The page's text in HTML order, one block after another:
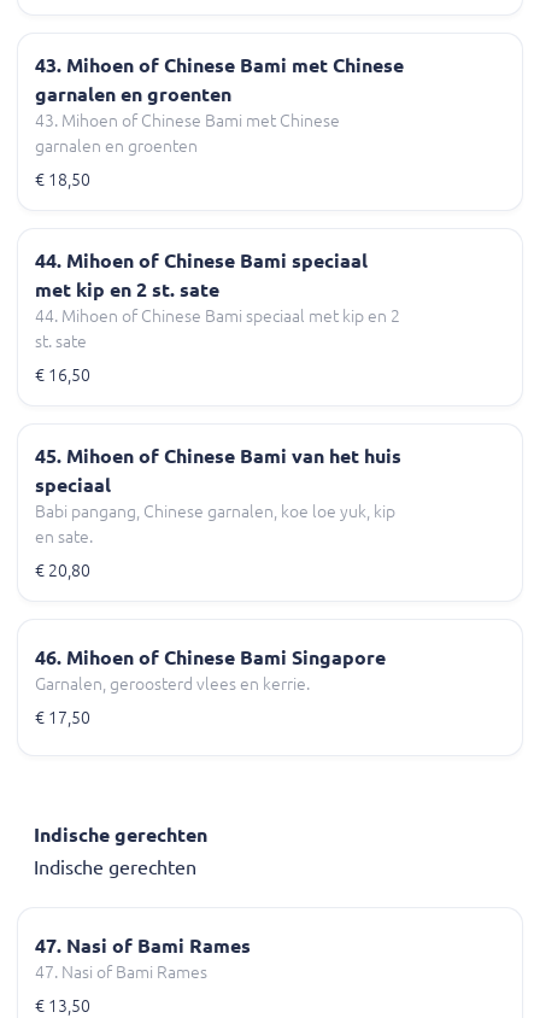
43. Mihoen of Chinese Bami met Chinese
garnalen en groenten
43. Mihoen of Chinese Bami met Chinese
garnalen en groenten
€ 18,50
44. Mihoen of Chinese Bami speciaal
met kip en 2 st. sate
44. Mihoen of Chinese Bami speciaal met kip en 2
st. sate
€ 16,50
45. Mihoen of Chinese Bami van het huis
speciaal
Babi pangang, Chinese garnalen, koe loe yuk, kip
en sate.
€ 20,80
46. Mihoen of Chinese Bami Singapore
Garnalen, geroosterd vlees en kerrie.
€ 17,50
Indische gerechten
Indische gerechten
47. Nasi of Bami Rames
47. Nasi of Bami Rames
€ 13,50